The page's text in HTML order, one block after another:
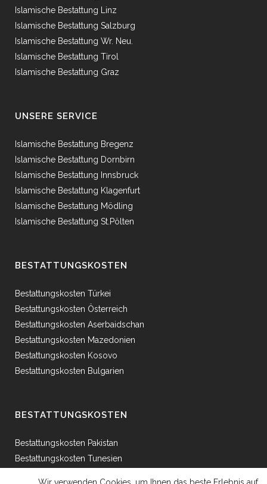
Islamische Bestattung Linz
Islamische Bestattung Salzburg
Islamische Bestattung Wr. Neu.
Islamische Bestattung Tirol
Islamische Bestattung Graz
UNSERE SERVICE
Islamische Bestattung Bregenz
Islamische Bestattung Dornbirn
Islamische Bestattung Innsbruck
Islamische Bestattung Klagenfurt
Islamische Bestattung Mödling
Islamische Bestattung St.Pölten
BESTATTUNGSKOSTEN
Bestattungskosten Türkei
Bestattungskosten Österreich
Bestattungskosten Aserbaidschan
Bestattungskosten Mazedonien
Bestattungskosten Kosovo
Bestattungskosten Bulgarien
BESTATTUNGSKOSTEN
Bestattungskosten Pakistan
Bestattungskosten Tunesien